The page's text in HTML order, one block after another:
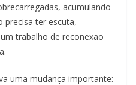
acumulando
precisa ter escuta,
trabalho de reconexão
uma mudança importante: